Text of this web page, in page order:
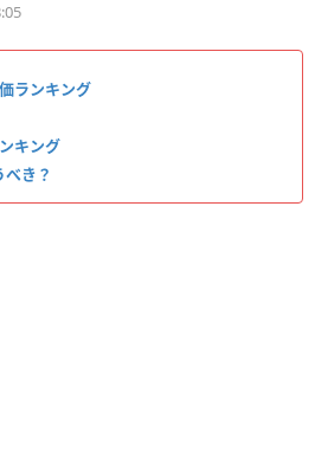
ランキング
キング
き？